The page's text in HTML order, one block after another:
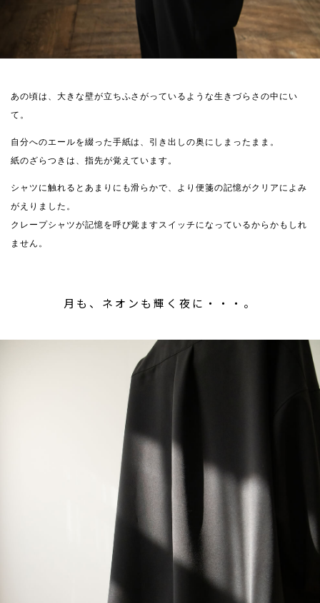
あの頃は、大きな壁が立ちふさがっているような生きづらさの中にい
て。
自分へのエールを綴った手紙は、引き出しの奥にしまったまま。
紙のざらつきは、指先が覚えています。
シャツに触れるとあまりにも滑らかで、より便箋の記憶がクリアによみ
がえりました。
クレープシャツが記憶を呼び覚ますスイッチになっているからかもしれ
ません。
月も、ネオンも輝く夜に・・・。